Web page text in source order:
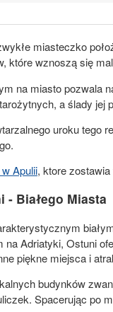
miasteczko
które wznoszą się
na miasto pozwala
a ślady
uroku tego
Apulii, ktore
Białego Miasta
Adriatyki, Ostuni
piękne miejsca i
budynków
Spacerując po